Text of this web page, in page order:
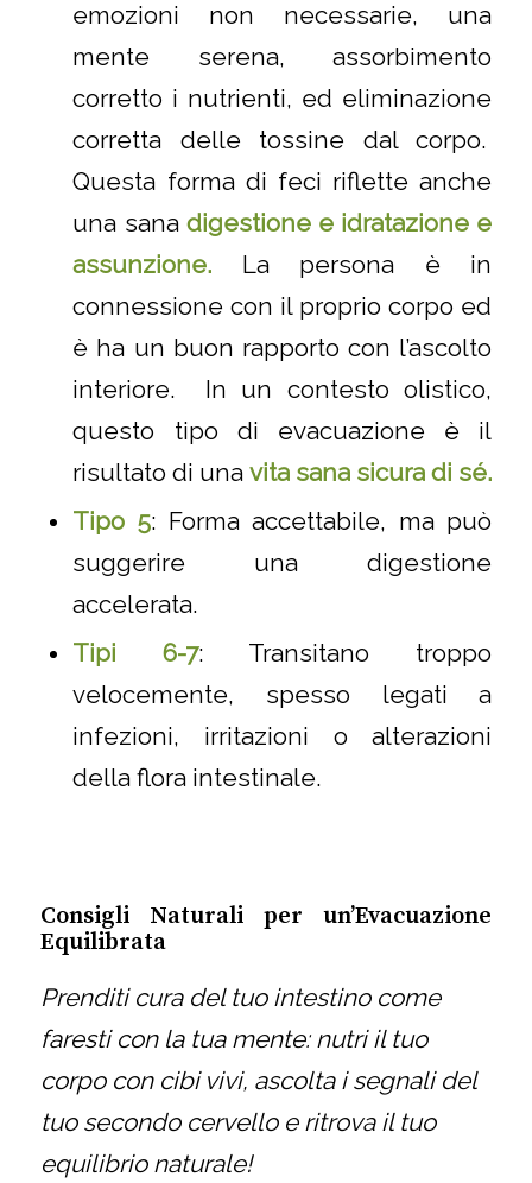
emozioni non necessarie, una
mente serena, assorbimento
corretto i nutrienti, ed eliminazione
corretta delle tossine dal corpo.
Questa forma di feci riflette anche
una sana digestione e idratazione e
assunzione. La persona è in
connessione con il proprio corpo ed
è ha un buon rapporto con l’ascolto
interiore. In un contesto olistico,
questo tipo di evacuazione è il
risultato di unavita sana sicura di sé.
Tipo 5: Forma accettabile, ma può
suggerire una digestione
accelerata.
Tipi 6-7: Transitano troppo
velocemente, spesso legati a
infezioni, irritazioni o alterazioni
della flora intestinale.
Consigli Naturali per un’Evacuazione
Equilibrata
Prenditi cura del tuo intestino come
faresti con la tua mente: nutri il tuo
corpo con cibi vivi, ascolta i segnali del
tuo secondo cervello e ritrova il tuo
equilibrio naturale!